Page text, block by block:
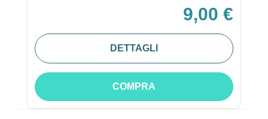
9,00 €
DETTAGLI
COMPRA